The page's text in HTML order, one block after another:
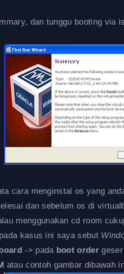
dan tunggu booting via
cara menginstal os yang
dan sebelum os di
menggunakan cd room
kasus ini saya sebut
-> pada boot order
atau contoh gambar dibawah